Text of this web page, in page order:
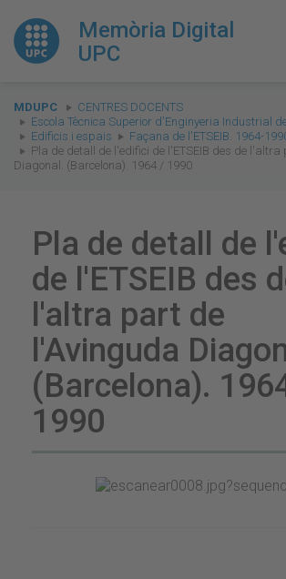
Memòria Digital
UPC
You
are
here:
MDUPC
CENTRES DOCENTS
Escola Tècnica Superior d'Enginyeria Industrial
Edificis i espais
Façana de l'ETSEIB. 1964-
Pla de detall de l'edifici de l'ETSEIB des de
Diagonal. (Barcelona). 1964 / 1990
Pla de detall de
de l'ETSEIB des
l'altra part de
l'Avinguda
(Barcelona).
1990